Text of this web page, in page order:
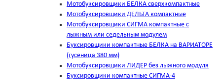
Мотобуксировщики БЕЛКА сверхкомпактные
Мотобуксировщики ДЕЛЬТА компактные
Мотобуксировщики СИГМА компактные с
лыжным или седельным модулем
Буксировщики компактные БЕЛКА на ВАРИАТОРЕ
(гусеница 380 мм)
Мотобуксировщики ЛИДЕР без лыжного модуля
Буксировщики компактные СИГМА-4